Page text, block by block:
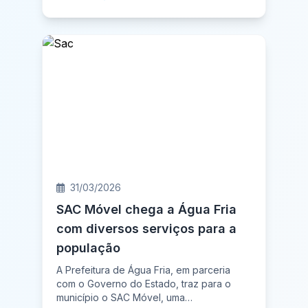
31/03/2026
SAC Móvel chega a Água Fria
com diversos serviços para a
população
A Prefeitura de Água Fria, em parceria
com o Governo do Estado, traz para o
município o SAC Móvel, uma…